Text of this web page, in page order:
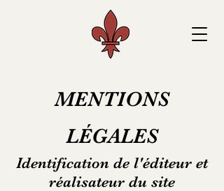
MENTIONS
LÉGALES
Identification de l'éditeur et
réalisateur du site